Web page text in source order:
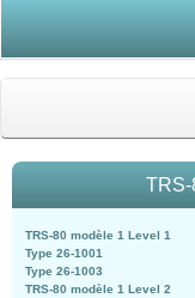
TRS-
TRS-80 modèle 1 Level 1
Type 26-1001
Type 26-1003
TRS-80 modèle 1 Level 2